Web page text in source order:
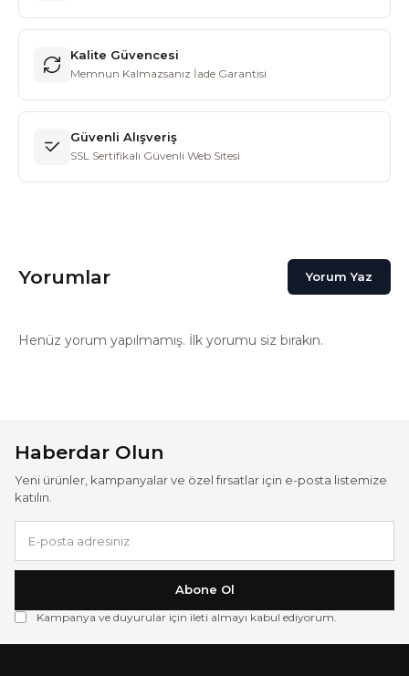
Kalite Güvencesi
Memnun Kalmazsanız İade Garantisi
Güvenli Alışveriş
SSL Sertifikalı Güvenli Web Sitesi
Yorumlar Yorum Yaz
Henüz yorum yapılmamış. İlk yorumu siz bırakın.
Haberdar Olun
Yeni ürünler, kampanyalar ve özel fırsatlar için e-posta listemize
katılın.
Abone Ol
Kampanya ve duyurular için ileti almayı kabul ediyorum.